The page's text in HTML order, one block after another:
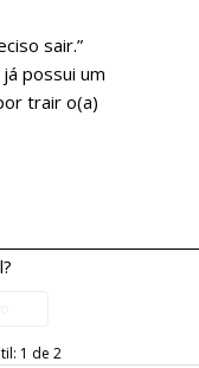
sair.”
possui um
trair o(a)
1 de 2